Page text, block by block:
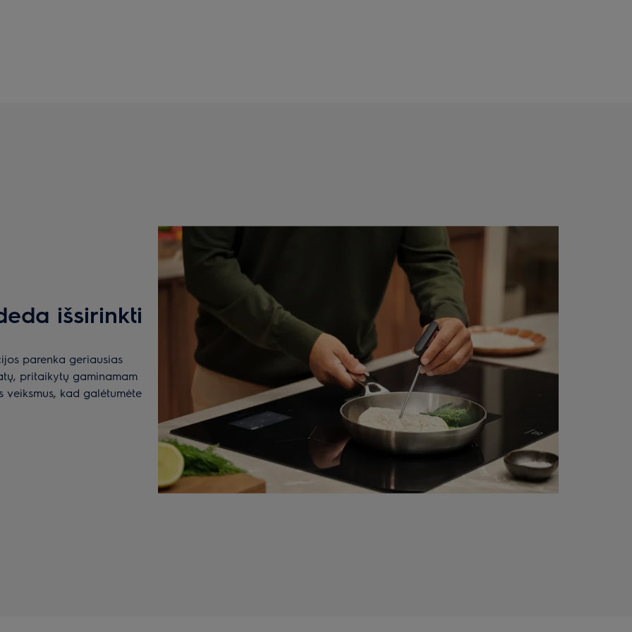
išsirinkti
parenka geriausias
pritaikytų gaminamam
veiksmus, kad galėtumėte